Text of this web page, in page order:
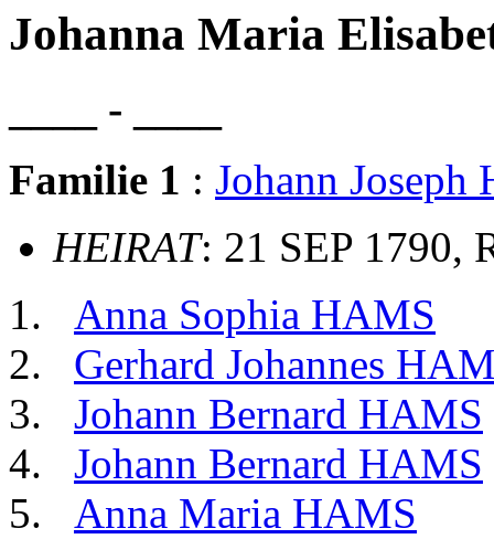
Johanna Maria
____ - ____
Familie 1 : Johann Joseph
HEIRAT: 21 SEP 1790,
Anna Sophia HAMS
Gerhard Johannes
Johann Bernard HAMS
Johann Bernard HAMS
Anna Maria HAMS